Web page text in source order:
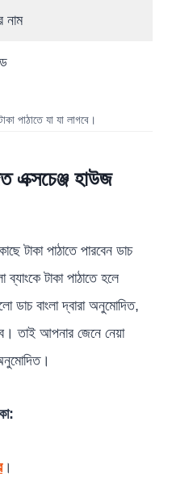
নাম
পাঠাতে যা যা লাগবে।
এক্সচেঞ্জ হাউজ
টাকা পাঠাতে পারবেন ডাচ
ব্যাংকে টাকা পাঠাতে হলে
ডাচ বাংলা দ্বারা অনুমোদিত,
তাই আপনার জেনে নেয়া
।